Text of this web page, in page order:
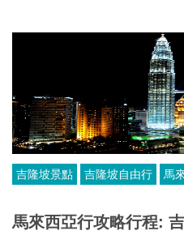
吉隆坡景點 吉隆坡自由行 馬
馬來西亞行攻略行程: